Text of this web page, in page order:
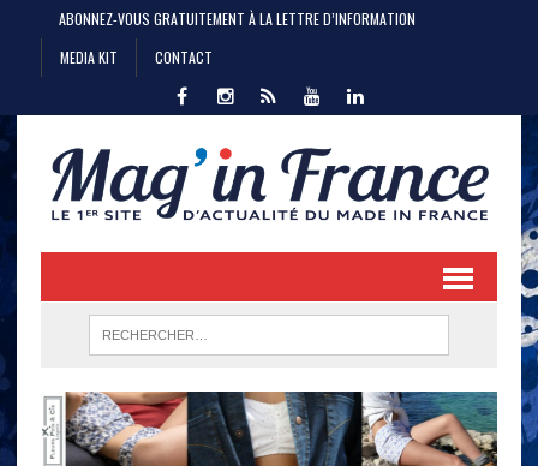
ABONNEZ-VOUS GRATUITEMENT À LA LETTRE D’INFORMATION
MEDIA KIT
CONTACT